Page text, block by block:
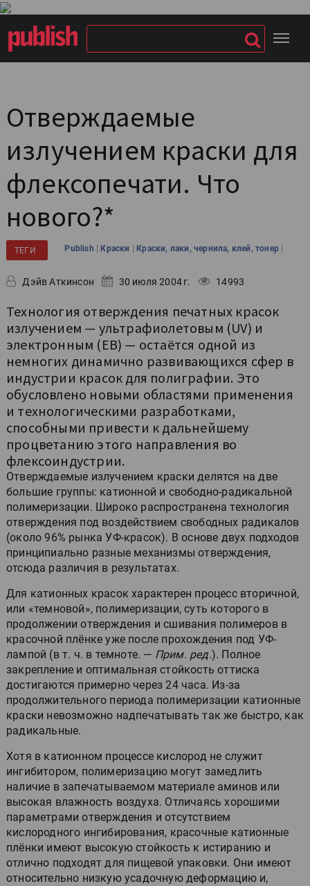
Отверждаемые
излучением краски для
флексопечати. Что
нового?*
ТЕГИ Publish |Краски |Краски, лаки, чернила, клей, тонер |
Дэйв Аткинсон 30 июля 2004 г. 14993
Технология отверждения печатных красок
излучением — ультрафиолетовым (UV) и
электронным (EB) — остаётся одной из
немногих динамично развивающихся сфер в
индустрии красок для полиграфии. Это
обусловлено новыми областями применения
и технологическими разработками,
способными привести к дальнейшему
процветанию этого направления во
флексоиндустрии.
Отверждаемые излучением краски делятся на две
большие группы: катионной и свободно-радикальной
полимеризации. Широко распространена технология
отверждения под воздействием свободных радикалов
(около 96% рынка УФ-красок). В основе двух подходов
принципиально разные механизмы отверждения,
отсюда различия в результатах.
Для катионных красок характерен процесс вторичной,
или «темновой», полимеризации, суть которого в
продолжении отверждения и сшивания полимеров в
красочной плёнке уже после прохождения под УФ-
лампой (в т. ч. в темноте. — Прим. ред.). Полное
закрепление и оптимальная стойкость оттиска
достигаются примерно через 24 часа. Из-за
продолжительного периода полимеризации катионные
краски невозможно надпечатывать так же быстро, как
радикальные.
Хотя в катионном процессе кислород не служит
ингибитором, полимеризацию могут замедлить
наличие в запечатываемом материале аминов или
высокая влажность воздуха. Отличаясь хорошими
параметрами отверждения и отсутствием
кислородного ингибирования, красочные катионные
плёнки имеют высокую стойкость к истиранию и
отлично подходят для пищевой упаковки. Они имеют
относительно низкую усадочную деформацию и,